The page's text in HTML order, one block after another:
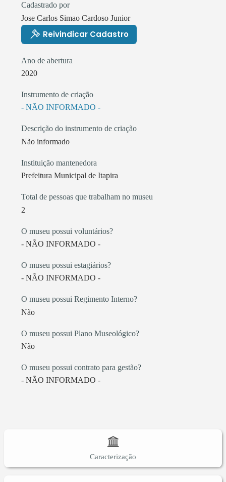
Cadastrado por
Jose Carlos Simao Cardoso Junior
Reivindicar Cadastro
Ano de abertura
2020
Instrumento de criação
- NÃO INFORMADO -
Descrição do instrumento de criação
Não informado
Instituição mantenedora
Prefeitura Municipal de Itapira
Total de pessoas que trabalham no museu
2
O museu possui voluntários?
- NÃO INFORMADO -
O museu possui estagiários?
- NÃO INFORMADO -
O museu possui Regimento Interno?
Não
O museu possui Plano Museológico?
Não
O museu possui contrato para gestão?
- NÃO INFORMADO -
Caracterização